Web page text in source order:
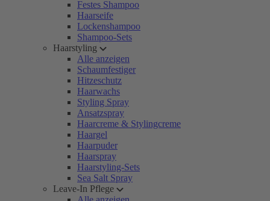
Festes Shampoo
Haarseife
Lockenshampoo
Shampoo-Sets
Haarstyling
Alle anzeigen
Schaumfestiger
Hitzeschutz
Haarwachs
Styling Spray
Ansatzspray
Haarcreme & Stylingcreme
Haargel
Haarpuder
Haarspray
Haarstyling-Sets
Sea Salt Spray
Leave-In Pflege